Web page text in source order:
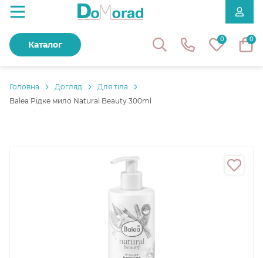
0 0
Каталог
Головнa Догляд
Для тіла
Balea Рідке мило Natural Beauty 300ml